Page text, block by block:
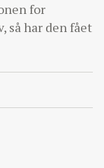
for
så har den fået